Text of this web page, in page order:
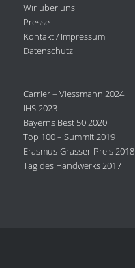
Wir über uns
Presse
Kontakt / Impressum
Datenschutz
Carrier – Viessmann 2024
IHS 2023
Bayerns Best 50 2020
Top 100 – Summit 2019
Erasmus-Grasser-Preis 2018
Tag des Handwerks 2017